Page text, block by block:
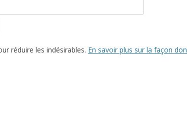
réduire les indésirables. En savoir plus sur la façon